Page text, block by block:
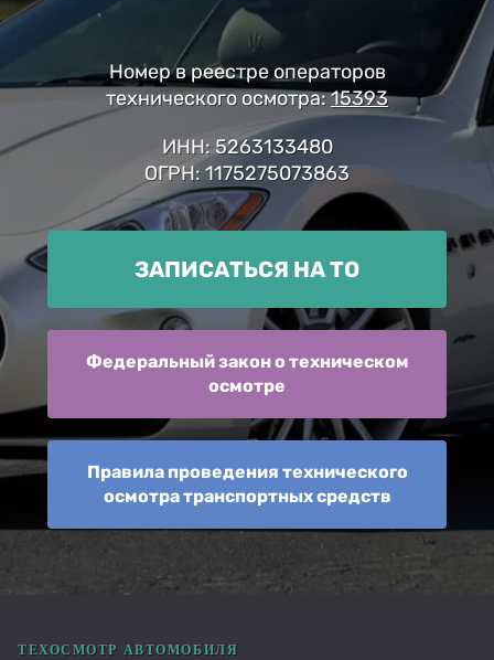
Номер в реестре операторов
технического осмотра:15393
ИНН: 5263133480
ОГРН: 1175275073863
ЗАПИСАТЬСЯ НА ТО
Федеральный закон о техническом
осмотре
Правила проведения технического
осмотра транспортных средств